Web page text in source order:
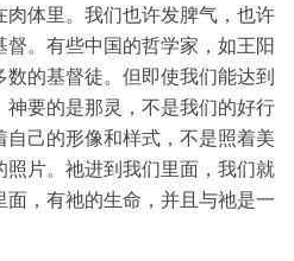
体里。我们也许发脾气，也许
。有些中国的哲学家，如王阳
的基督徒。但即使我们能达到
要的是那灵，不是我们的好行
己的形像和样式，不是照着美
片。祂进到我们里面，我们就
，有祂的生命，并且与祂是一